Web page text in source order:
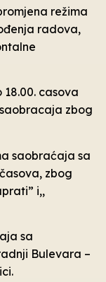
režima
radova,
casova
zbog
saobraćaja sa
zbog
i,,
sa
Bulevara –